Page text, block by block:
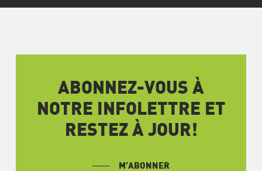
ABONNEZ-VOUS À
NOTRE INFOLETTRE ET
RESTEZ À JOUR!
M’ABONNER